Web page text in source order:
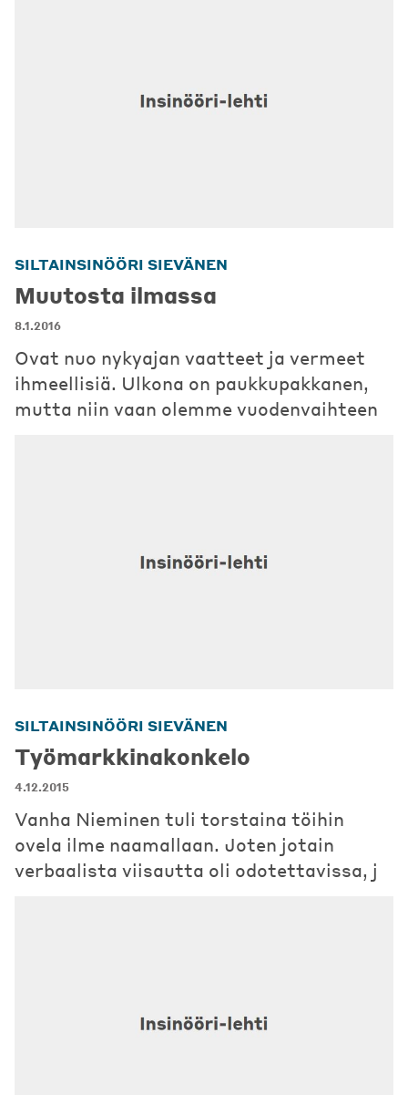
SILTAINSINÖÖRI SIEVÄNEN
Muutosta ilmassa
8.1.2016
Ovat nuo nykyajan vaatteet ja vermeet
ihmeellisiä. Ulkona on paukkupakkanen,
mutta niin vaan olemme vuodenvaihteen
SILTAINSINÖÖRI SIEVÄNEN
Työmarkkinakonkelo
4.12.2015
Vanha Nieminen tuli torstaina töihin
ovela ilme naamallaan. Joten jotain
verbaalista viisautta oli odotettavissa, j